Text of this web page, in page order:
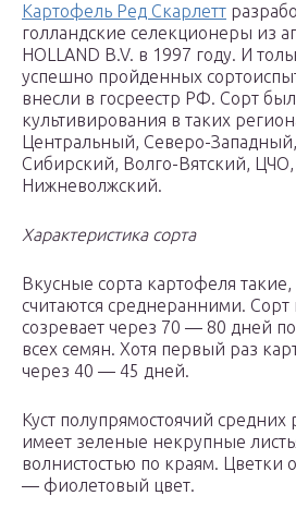
Картофель Ред Скарлетт
голландские селекционеры из
HOLLAND B.V. в 1997 году. И
успешно пройденных
внесли в госреестр РФ. Сорт
культивирования в таких
Центральный, Северо-
Сибирский, Волго-Вятский,
Нижневолжский.
Характеристика сорта
Вкусные сорта картофеля
считаются среднеранними. Сорт
созревает через 70 — 80 дней
всех семян. Хотя первый раз
через 40 — 45 дней.
Куст полупрямостоячий
имеет зеленые некрупные
волнистостью по краям. Цветки
— фиолетовый цвет.